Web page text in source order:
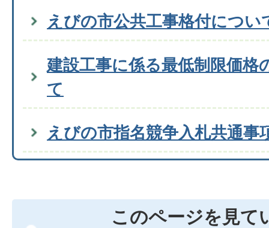
えびの市公共工事格付につい
建設工事に係る最低制限価格
て
えびの市指名競争入札共通事
このページを見て